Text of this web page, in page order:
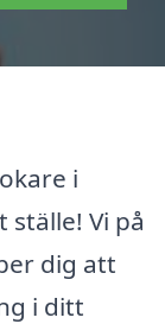
i
ställe! Vi på
dig att
i ditt